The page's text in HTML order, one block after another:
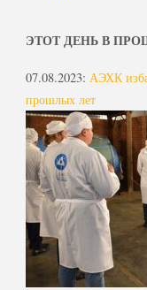
ЭТОТ ДЕНЬ В
07.08.2023: АЭХК
прошлых лет